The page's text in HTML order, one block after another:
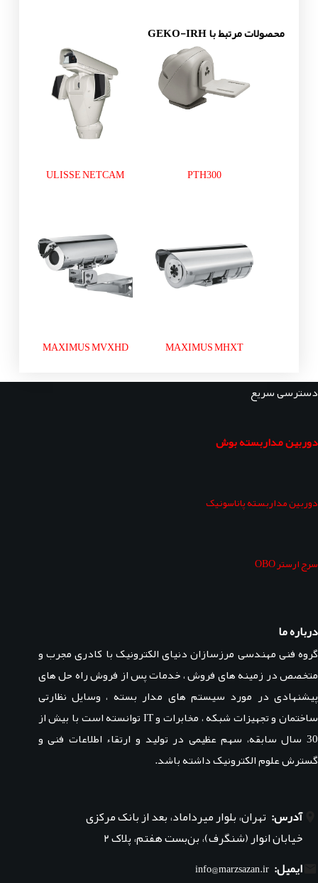
محصولات مرتبط با GEKO-IRH
PTH300
ULISSE NETCAM
MAXIMUS MHXT
MAXIMUS MVXHD
دسترسی سریع
دوربین مداربسته بوش
دوربین مداربسته پاناسونیک
سرج ارستر OBO
درباره ما
گروه فنی مهندسی مرزسازان دنیای الکترونیک با کادری مجرب و
متخصص در زمینه های فروش ، خدمات پس از فروش راه حل های
پیشنهادی در مورد سیستم های مدار بسته ، وسایل نظارتی
ساختمان و تجهیزات شبکه ، مخابرات و IT توانسته است با بیش از
30 سال سابقه، سهم عظیمی در تولید و ارتقاء اطلاعات فنی و
گسترش علوم الکترونیک داشته باشد.
آدرس: تهران، بلوار میرداماد، بعد از بانک مرکزی
خیابان انوار (شنگرف)، بن‌بست هفتم، پلاک ۲
ایمیل: info@marzsazan.ir